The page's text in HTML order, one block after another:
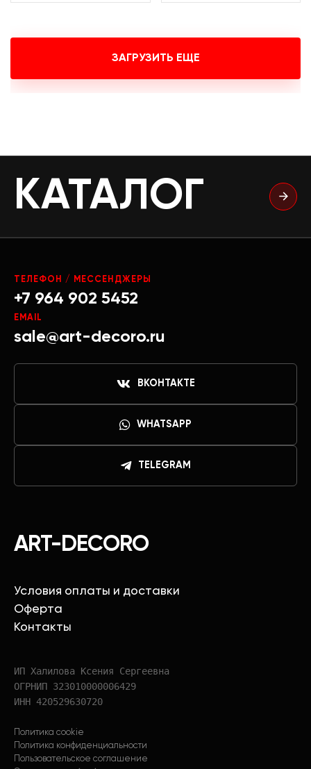
ЗАГРУЗИТЬ ЕЩЕ
КАТАЛОГ
ART-DECORO
Условия оплаты и доставки
Оферта
Контакты
ИП Халилова Ксения Сергеевна
ОГРНИП 323010000006429
ИНН 420529630720
Политика cookie
Политика конфиденциальности
Пользовательское соглашение
ТЕЛЕФОН / МЕССЕНДЖЕРЫ
+7 964 902 5452
EMAIL
sale@art-decoro.ru
ВКОНТАКТЕ
WHATSAPP
TELEGRAM